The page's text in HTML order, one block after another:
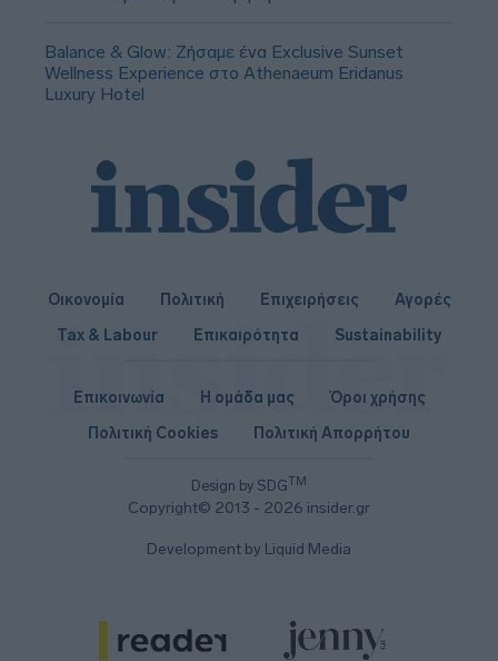
Balance & Glow: Ζήσαμε ένα Exclusive Sunset
Wellness Experience στο Athenaeum Eridanus
Luxury Hotel
Οικονομία Πολιτική Επιχειρήσεις
Αγορές
Tax & Labour
Επικαιρότητα Sustainability
Design by SDGTM
Copyright© 2013 - 2026 insider.gr
Επικοινωνία Η ομάδα μας
Όροι χρήσης
Πολιτική Cookies
Πολιτική Απορρήτου
Development by Liquid Media